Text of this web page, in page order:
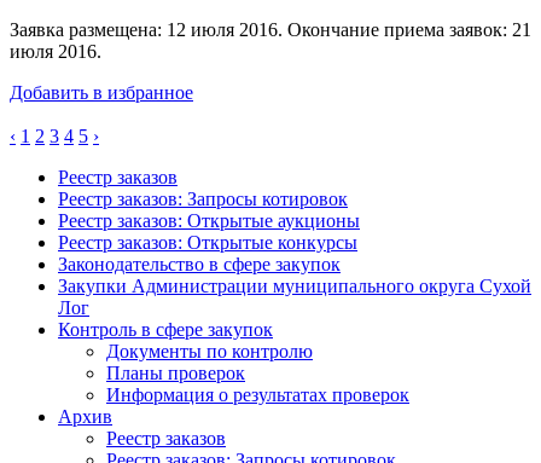
Заявка размещена: 12 июля 2016. Окончание приема заявок: 21
июля 2016.
Добавить в избранное
‹ 1 2 3 4 5 ›
Реестр заказов
Реестр заказов: Запросы котировок
Реестр заказов: Открытые аукционы
Реестр заказов: Открытые конкурсы
Законодательство в сфере закупок
Закупки Администрации муниципального округа Сухой
Лог
Контроль в сфере закупок
Документы по контролю
Планы проверок
Информация о результатах проверок
Архив
Реестр заказов